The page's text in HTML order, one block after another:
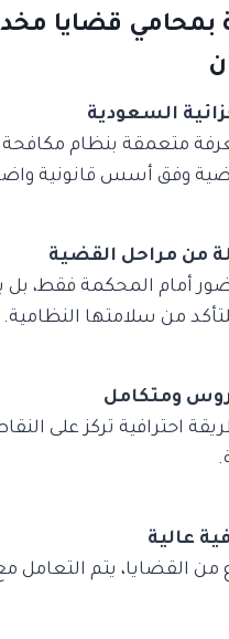
بمحامي قضايا
السعودية
متعمقة بنظام مكافحة
وفق أسس قانونية
من مراحل القضية
أمام المحكمة فقط،
من سلامتها النظامية.
ومتكامل
احترافية تركز على
عالية
من القضايا، يتم